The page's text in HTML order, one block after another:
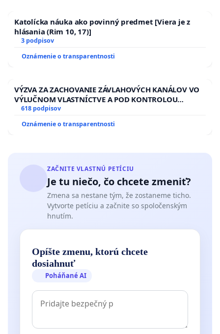
Katolícka náuka ako povinný predmet [Viera je z
hlásania (Rim 10, 17)]
3 podpisov
Oznámenie o transparentnosti
VÝZVA ZA ZACHOVANIE ZÁVLAHOVÝCH KANÁLOV VO
VÝLUČNOM VLASTNÍCTVE A POD KONTROLOU
SLOVENSKEJ REPUBLIKY & žiadosť na riešenie
kanálov na Slovensku
618 podpisov
Oznámenie o transparentnosti
ZAČNITE VLASTNÚ PETÍCIU
Je tu niečo, čo chcete zmeniť?
Zmena sa nestane tým, že zostaneme ticho.
Vytvorte petíciu a začnite so spoločenským
hnutím.
Opíšte zmenu, ktorú chcete
dosiahnuť
Poháňané AI